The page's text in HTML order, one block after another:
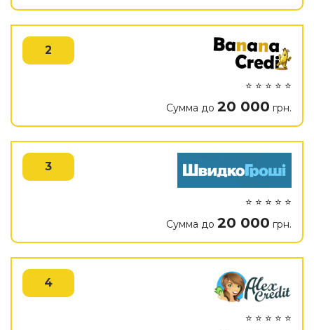
2
⭐ ⭐ ⭐ ⭐ ⭐
Сумма до 20 000 грн.
3
⭐ ⭐ ⭐ ⭐ ⭐
Сумма до 20 000 грн.
4
⭐ ⭐ ⭐ ⭐ ⭐